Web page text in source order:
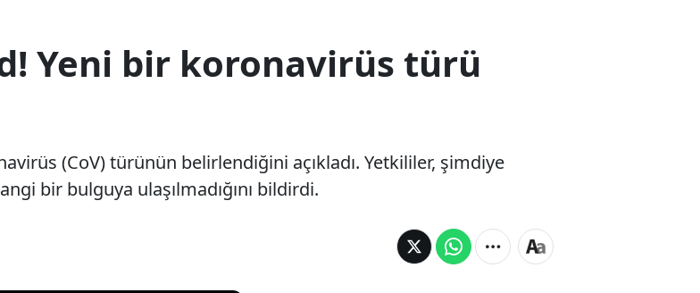
Yeni bir koronavirüs türü
(CoV) türünün belirlendiğini açıkladı. Yetkililer, şimdiye
bir bulguya ulaşılmadığını bildirdi.